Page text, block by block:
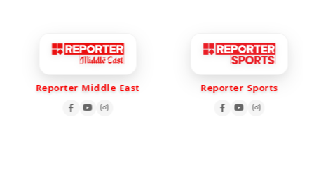
Reporter Middle East Reporter Sports